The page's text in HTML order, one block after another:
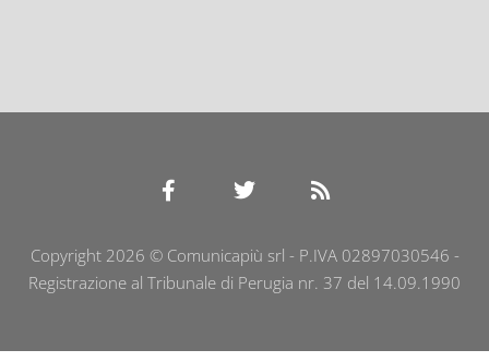
Copyright 2026 © Comunicapiù srl - P.IVA 02897030546 -
Registrazione al Tribunale di Perugia nr. 37 del 14.09.1990